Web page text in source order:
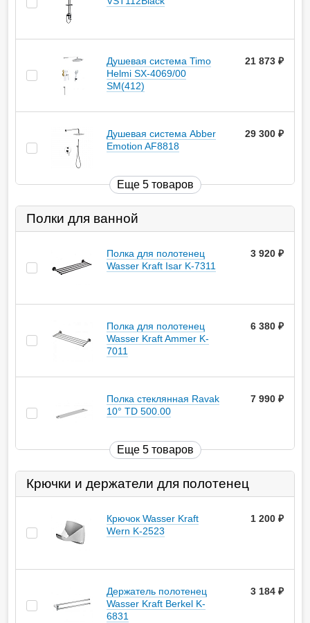
Душевая система Timo
Helmi SX-4069/00
SM(412)
21 873
Душевая система Abber
Emotion AF8818
29 300
Еще 5 товаров
Полки для ванной
Полка для полотенец
Wasser Kraft Isar K-7311
3 920
Полка для полотенец
Wasser Kraft Ammer K-
7011
6 380
Полка стеклянная Ravak
10° TD 500.00
7 990
Еще 5 товаров
Крючки и держатели для полотенец
Крючок Wasser Kraft
Wern K-2523
1 200
Держатель полотенец
Wasser Kraft Berkel K-
6831
3 184